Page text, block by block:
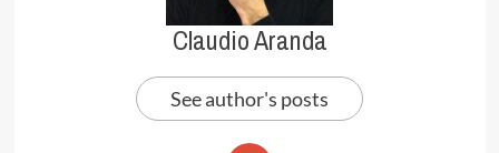
Claudio Aranda
See author's posts